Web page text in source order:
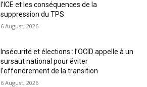
l’ICE et les conséquences de la
suppression du TPS
6 August, 2026
Insécurité et élections : l’OCID appelle à un
sursaut national pour éviter
l’effondrement de la transition
6 August, 2026